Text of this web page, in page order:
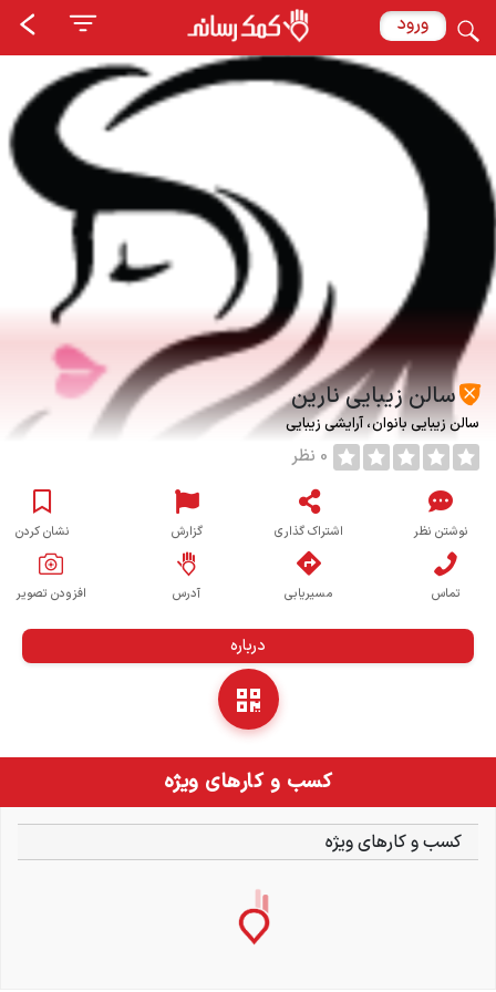
ورود
سالن زیبایی نارین
سالن زیبایی بانوان آرایشی زیبایی
0 نظر
نوشتن نظر اشتراک گذاری گزارش نشان کردن
تماس مسیریابی آدرس افزودن تصویر
درباره
کسب و کارهای ویژه
کسب و کارهای ویژه